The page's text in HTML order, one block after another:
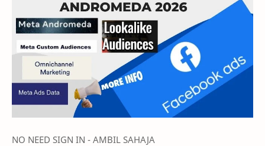
NO NEED SIGN IN - AMBIL SAHAJA